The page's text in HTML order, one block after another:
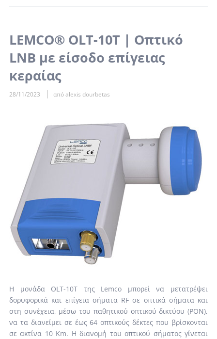
LEMCO® OLT-10T | Οπτικό
LNB με είσοδο επίγειας
κεραίας
28/11/2023 από alexis dourbetas
Η μονάδα OLT-10T της Lemco μπορεί να μετατρέψει
δορυφορικά και επίγεια σήματα RF σε οπτικά σήματα και
στη συνέχεια, μέσω του παθητικού οπτικού δικτύου (PON),
να τα διανείμει σε έως 64 οπτικούς δέκτες που βρίσκονται
σε ακτίνα 10 Km. Η διανομή του οπτικού σήματος γίνεται